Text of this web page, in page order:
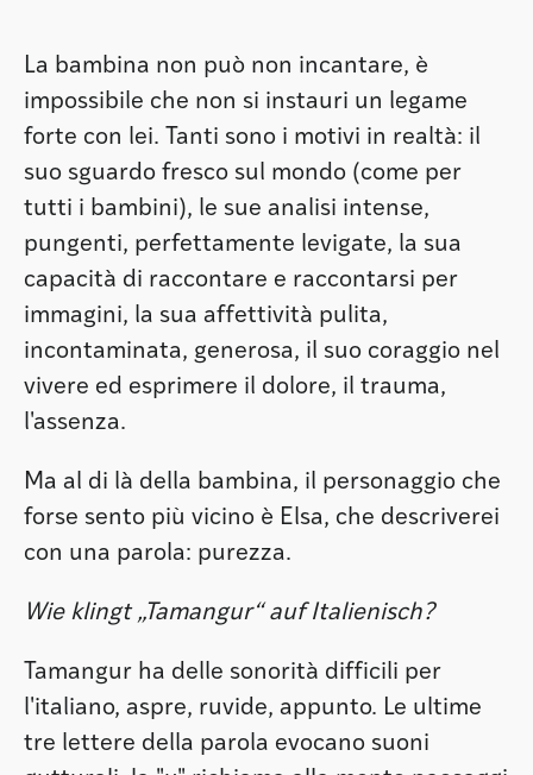
La bambina non può non incantare, è
impossibile che non si instauri un legame
forte con lei. Tanti sono i motivi in realtà: il
suo sguardo fresco sul mondo (come per
tutti i bambini), le sue analisi intense,
pungenti, perfettamente levigate, la sua
capacità di raccontare e raccontarsi per
immagini, la sua affettività pulita,
incontaminata, generosa, il suo coraggio nel
vivere ed esprimere il dolore, il trauma,
l'assenza.
Ma al di là della bambina, il personaggio che
forse sento più vicino è Elsa, che descriverei
con una parola: purezza.
Wie klingt „Tamangur“ auf Italienisch?
Tamangur ha delle sonorità difficili per
l'italiano, aspre, ruvide, appunto. Le ultime
tre lettere della parola evocano suoni